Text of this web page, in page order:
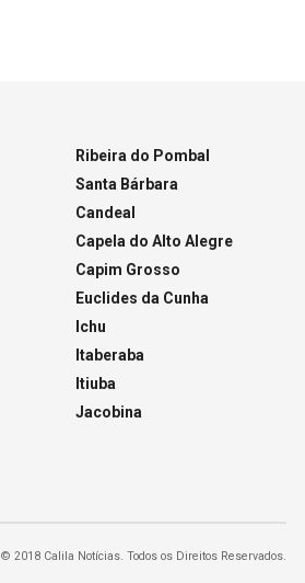
Ribeira do Pombal
Santa Bárbara
Candeal
Capela do Alto Alegre
Capim Grosso
Euclides da Cunha
Ichu
Itaberaba
Itiuba
Jacobina
© 2018 Calila Notícias. Todos os Direitos Reservados.